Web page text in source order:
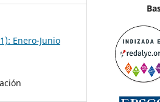
Enero-Junio